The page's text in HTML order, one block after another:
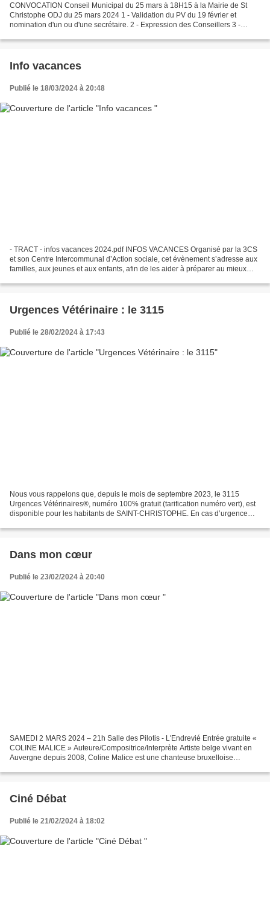
CONVOCATION Conseil Municipal du 25 mars à 18H15 à la Mairie de St
Christophe ODJ du 25 mars 2024 1 - Validation du PV du 19 février et
nomination d'un ou d'une secrétaire. 2 - Expression des Conseillers 3 -
Info vacances
Publié le 18/03/2024 à 20:48
- TRACT - infos vacances 2024.pdf INFOS VACANCES Organisé par la 3CS
et son Centre Intercommunal d’Action sociale, cet évènement s’adresse aux
familles, aux jeunes et aux enfants, afin de les aider à préparer au mieux
Urgences Vétérinaire : le 3115
Publié le 28/02/2024 à 17:43
Nous vous rappelons que, depuis le mois de septembre 2023, le 3115
Urgences Vétérinaires®, numéro 100% gratuit (tarification numéro vert), est
disponible pour les habitants de SAINT-CHRISTOPHE. En cas d’urgence
Dans mon cœur
Publié le 23/02/2024 à 20:40
SAMEDI 2 MARS 2024 – 21h Salle des Pilotis - L'Endrevié Entrée gratuite «
COLINE MALICE » Auteure/Compositrice/Interprète Artiste belge vivant en
Auvergne depuis 2008, Coline Malice est une chanteuse bruxelloise
Ciné Débat
Publié le 21/02/2024 à 18:02